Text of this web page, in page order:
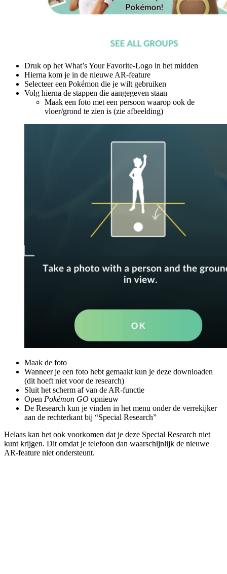
Druk op het What’s Your Favorite-Logo in het midden
Hierna kom je in de nieuwe AR-feature
Selecteer een Pokémon die je wilt gebruiken
Volg hierna de stappen die aangegeven staan
Maak een foto met een persoon waarop ook de
vloer/grond te zien is (zie afbeelding)
Maak de foto
Wanneer je een foto hebt gemaakt kun je deze downloaden
(dit hoeft niet voor de research)
Sluit het scherm af van de AR-functie
Open Pokémon GO opnieuw
De Research kun je vinden in het menu onder de verrekijker
aan de rechterkant bij “Special Research”
Helaas kan het ook voorkomen dat je deze Special Research niet
kunt krijgen. Dit omdat je telefoon dan waarschijnlijk de nieuwe
AR-feature niet ondersteunt.